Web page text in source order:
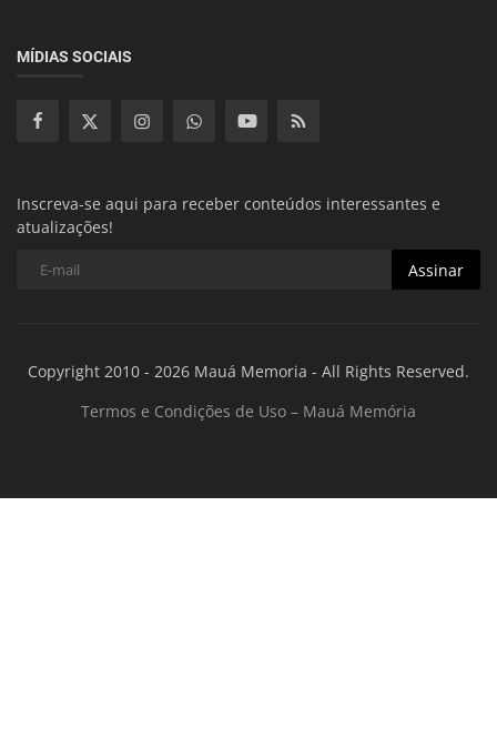
MÍDIAS SOCIAIS
Inscreva-se aqui para receber conteúdos interessantes e
atualizações!
Assinar
Copyright 2010 - 2026 Mauá Memoria - All Rights Reserved.
Termos e Condições de Uso – Mauá Memória